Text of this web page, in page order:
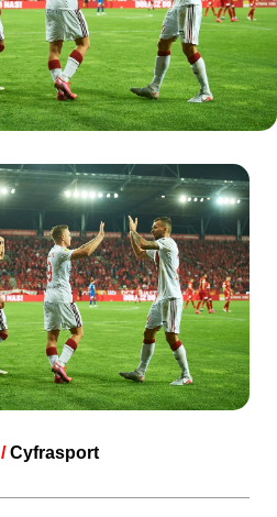
KUP BILET
/Cyfrasport